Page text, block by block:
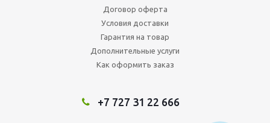
Договор оферта
Условия доставки
Гарантия на товар
Дополнительные услуги
Как оформить заказ
+7 727 31 22 666